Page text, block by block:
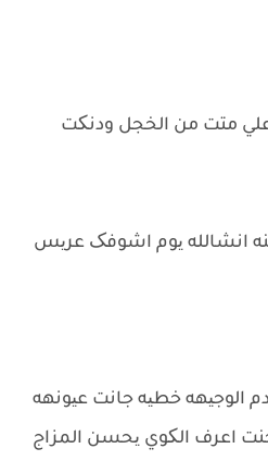
متت من الخجل ودنکت
انشالله یوم اشوفک عریس
الوجیهه خطیه جانت عیونهه
اعرف الکوي یحسن المزاج